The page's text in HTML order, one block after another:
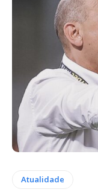
Atualidade